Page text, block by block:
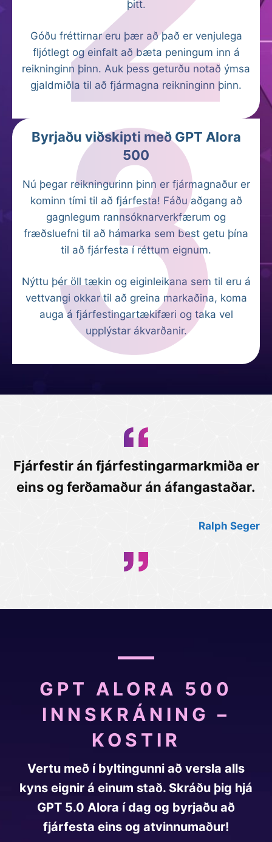
þitt.
Góðu fréttirnar eru þær að það er venjulega
fljótlegt og einfalt að bæta peningum inn á
reikninginn þinn. Auk þess geturðu notað ýmsa
gjaldmiðla til að fjármagna reikninginn þinn.
Byrjaðu viðskipti með GPT Alora
500
Nú þegar reikningurinn þinn er fjármagnaður er
kominn tími til að fjárfesta! Fáðu aðgang að
gagnlegum rannsóknarverkfærum og
fræðsluefni til að hámarka sem best getu þína
til að fjárfesta í réttum eignum.
Nýttu þér öll tækin og eiginleikana sem til eru á
vettvangi okkar til að greina markaðina, koma
auga á fjárfestingartækifæri og taka vel
upplýstar ákvarðanir.
Fjárfestir án fjárfestingarmarkmiða er
eins og ferðamaður án áfangastaðar.
Ralph Seger
GPT ALORA 500
INNSKRÁNING –
KOSTIR
Vertu með í byltingunni að versla alls
kyns eignir á einum stað. Skráðu þig hjá
GPT 5.0 Alora í dag og byrjaðu að
fjárfesta eins og atvinnumaður!